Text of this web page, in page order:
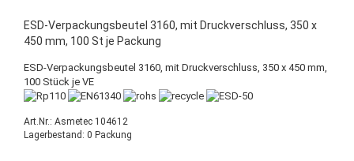
ESD-Verpackungsbeutel 3160, mit Druckverschluss, 350 x
450 mm, 100 St je Packung
ESD-Verpackungsbeutel 3160, mit Druckverschluss, 350 x 450 mm,
100 Stück je VE
Art.Nr.: Asmetec 104612
Lagerbestand: 0 Packung